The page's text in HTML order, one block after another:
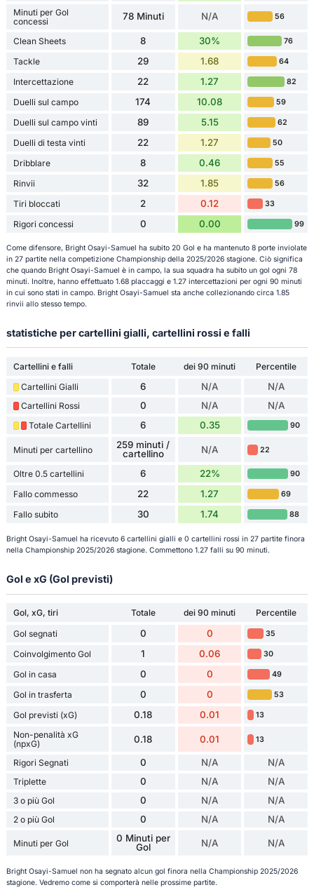
Minuti per Gol
concessi
78 Minuti N/A 56
Clean Sheets 8 30% 76
Tackle 29 1.68 64
Intercettazione 22 1.27 82
Duelli sul campo 174 10.08 59
Duelli sul campo vinti 89 5.15 62
Duelli di testa vinti 22 1.27 50
Dribblare 8 0.46 55
Rinvii 32 1.85 56
Tiri bloccati 2 0.12 33
Rigori concessi 0 0.00 99
Come difensore, Bright Osayi-Samuel ha subito 20 Gol e ha mantenuto 8 porte inviolate
in 27 partite nella competizione Championship della 2025/2026 stagione. Ciò significa
che quando Bright Osayi-Samuel è in campo, la sua squadra ha subito un gol ogni 78
minuti. Inoltre, hanno effettuato 1.68 placcaggi e 1.27 intercettazioni per ogni 90 minuti
in cui sono stati in campo. Bright Osayi-Samuel sta anche collezionando circa 1.85
rinvii allo stesso tempo.
statistiche per cartellini gialli, cartellini rossi e falli
Cartellini e falli Totale dei 90 minuti
Percentile
Cartellini Gialli
6 N/A N/A
Cartellini Rossi 0 N/A N/A
Totale Cartellini 6 0.35 90
Minuti per cartellino
259 minuti /
cartellino
N/A 22
Oltre 0.5 cartellini 6 22% 90
Fallo commesso 22 1.27 69
Fallo subito 30 1.74 88
Bright Osayi-Samuel ha ricevuto 6 cartellini gialli e 0 cartellini rossi in 27 partite finora
nella Championship 2025/2026 stagione. Commettono 1.27 falli su 90 minuti.
Gol e xG (Gol previsti)
Gol, xG, tiri Totale dei 90 minuti
Percentile
Gol segnati
0 0 35
Coinvolgimento Gol 1 0.06 30
Gol in casa 0 0 49
Gol in trasferta 0 0 53
Gol previsti (xG) 0.18 0.01 13
Non-penalità xG
(npxG)
0.18 0.01 13
Rigori Segnati 0 N/A N/A
Triplette 0 N/A N/A
3 o più Gol 0 N/A N/A
2 o più Gol 0 N/A N/A
Minuti per Gol
0 Minuti per
Gol
N/A N/A
Bright Osayi-Samuel non ha segnato alcun gol finora nella Championship 2025/2026
stagione. Vedremo come si comporterà nelle prossime partite.